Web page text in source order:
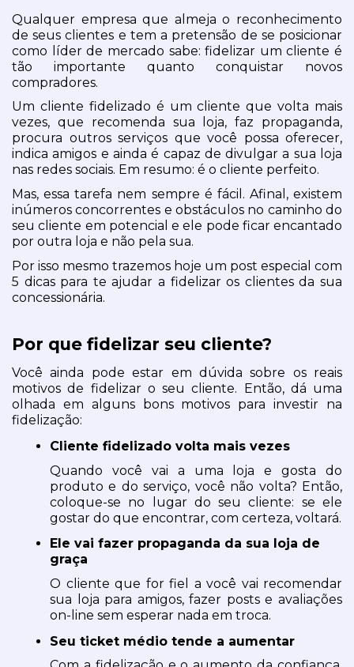
Qualquer empresa que almeja o reconhecimento
de seus clientes e tem a pretensão de se posicionar
como líder de mercado sabe: fidelizar um cliente é
tão importante quanto conquistar novos
compradores.
Um cliente fidelizado é um cliente que volta mais
vezes, que recomenda sua loja, faz propaganda,
procura outros serviços que você possa oferecer,
indica amigos e ainda é capaz de divulgar a sua loja
nas redes sociais. Em resumo: é o cliente perfeito.
Mas, essa tarefa nem sempre é fácil. Afinal, existem
inúmeros concorrentes e obstáculos no caminho do
seu cliente em potencial e ele pode ficar encantado
por outra loja e não pela sua.
Por isso mesmo trazemos hoje um post especial com
5 dicas para te ajudar a fidelizar os clientes da sua
concessionária.
Por que fidelizar seu cliente?
Você ainda pode estar em dúvida sobre os reais
motivos de fidelizar o seu cliente. Então, dá uma
olhada em alguns bons motivos para investir na
fidelização:
Cliente fidelizado volta mais vezes
Quando você vai a uma loja e gosta do
produto e do serviço, você não volta? Então,
coloque-se no lugar do seu cliente: se ele
gostar do que encontrar, com certeza, voltará.
Ele vai fazer propaganda da sua loja de
graça
O cliente que for fiel a você vai recomendar
sua loja para amigos, fazer posts e avaliações
on-line sem esperar nada em troca.
Seu ticket médio tende a aumentar